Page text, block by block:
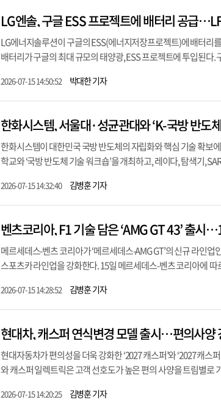
LG엔솔, 구글 ESS 프로젝트에 배터리 공급
LG에너지솔루션이 구글의 ESS(에너지저장프로젝트)에 배터리
배터리가 구글의 최대 규모의 태양광, ESS 프로젝트에 투입된다.
2026-07-15 14:50:52 박대한 기자
한화시스템, 서울대·성균관대와 ‘K-국방 반도
한화시스템이 대한민국 국방 반도체의 자립화와 핵심 기술 확보
학교와 ‘국방 반도체 기술 워크숍’을 개최하고, 레이다, 탐색기,
2026-07-15 14:32:40 김병훈 기자
벤츠코리아, F1 기술 담은 ‘AMG GT 43’ 출시
메르세데스-벤츠 코리아가 ‘메르세데스-AMG GT’의 신규 라인업
스포츠카 라인업을 강화한다. 15일 메르세데스-벤츠 코리아에 따
2026-07-15 14:28:52 김병훈 기자
현대차, 캐스퍼 연식변경 모델 출시…편의사양
현대자동차가 편의성을 더욱 강화한 ‘2027 캐스퍼’와 ‘2027 캐스
와 캐스퍼 일렉트릭은 고객 선호도가 높은 편의 사양을 트림별로
2026-07-15 14:20:25 김병훈 기자